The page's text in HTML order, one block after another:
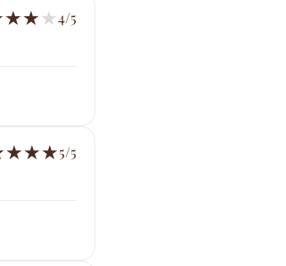
★★★4/5
★★★5/5